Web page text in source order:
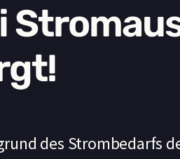
des Strombedarfs